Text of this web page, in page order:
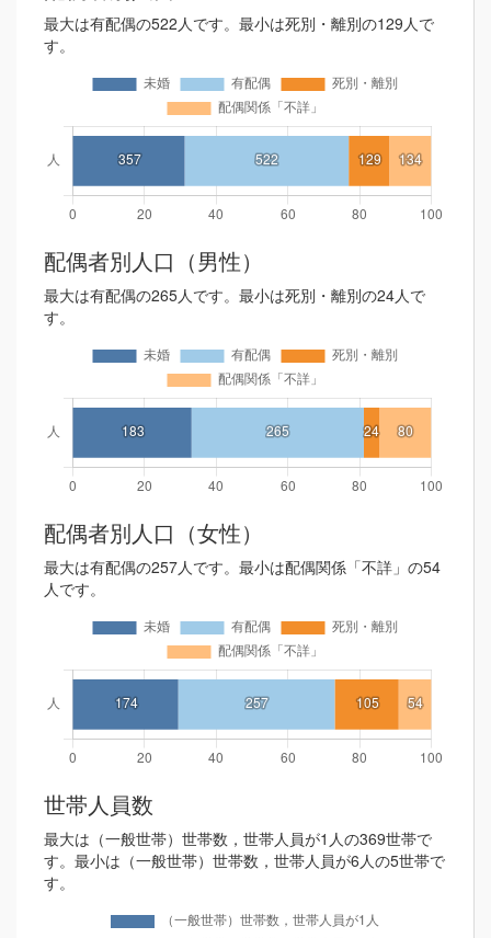
最大は有配偶の522人です。最小は死別・離別の129人で
す。
配偶者別人口（男性）
最大は有配偶の265人です。最小は死別・離別の24人で
す。
配偶者別人口（女性）
最大は有配偶の257人です。最小は配偶関係「不詳」の54
人です。
世帯人員数
最大は（一般世帯）世帯数，世帯人員が1人の369世帯で
す。最小は（一般世帯）世帯数，世帯人員が6人の5世帯で
す。